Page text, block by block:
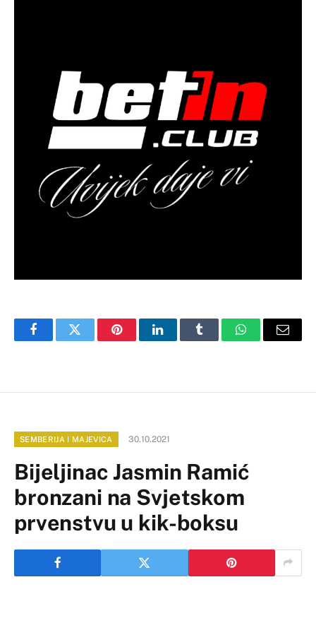
FacebookTwitter PinterestLinkedInTumblr WhatsAppEmail
SEMBERIJA I MAJEVICA 30.10.2021
Bijeljinac Jasmin Ramić
bronzani na Svjetskom
prvenstvu u kik-boksu